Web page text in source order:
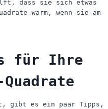
dass sie sich etwas
warm, wenn sie am
für Ihre
gibt es ein paar Tipps,